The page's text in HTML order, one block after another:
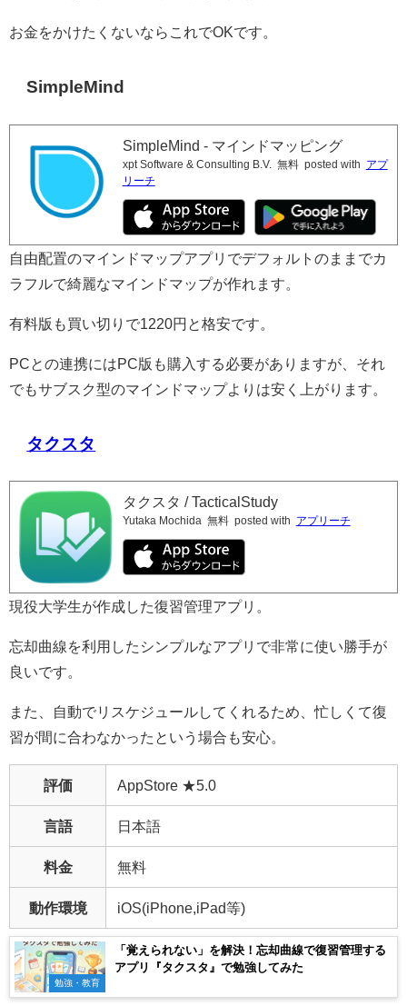
お金をかけたくないならこれでOKです。
SimpleMind
SimpleMind - マインドマッピング
xpt Software & Consulting B.V. 無料 posted with
アプ
リーチ
自由配置のマインドマップアプリでデフォルトのままでカ
ラフルで綺麗なマインドマップが作れます。
有料版も買い切りで1220円と格安です。
PCとの連携にはPC版も購入する必要がありますが、それ
でもサブスク型のマインドマップよりは安く上がります。
タクスタ
タクスタ / TacticalStudy
Yutaka Mochida 無料 posted with アプリーチ
現役大学生が作成した復習管理アプリ。
忘却曲線を利用したシンプルなアプリで非常に使い勝手が
良いです。
また、自動でリスケジュールしてくれるため、忙しくて復
習が間に合わなかったという場合も安心。
評価 AppStore ★5.0
言語 日本語
料金 無料
動作環境 iOS(iPhone,iPad等)
勉強・教育
「覚えられない」を解決！忘却曲線で復習管理する
アプリ『タクスタ』で勉強してみた